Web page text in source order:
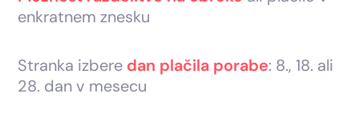
enkratnem znesku
Stranka izbere dan plačila porabe: 8., 18. ali
28. dan v mesecu